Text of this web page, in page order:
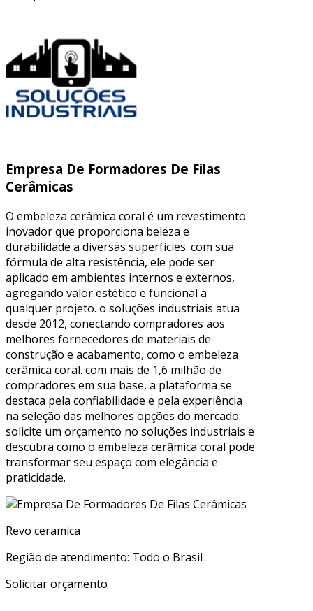
Empresa De Formadores De Filas
Cerâmicas
O embeleza cerâmica coral é um revestimento
inovador que proporciona beleza e
durabilidade a diversas superfícies. com sua
fórmula de alta resistência, ele pode ser
aplicado em ambientes internos e externos,
agregando valor estético e funcional a
qualquer projeto. o soluções industriais atua
desde 2012, conectando compradores aos
melhores fornecedores de materiais de
construção e acabamento, como o embeleza
cerâmica coral. com mais de 1,6 milhão de
compradores em sua base, a plataforma se
destaca pela confiabilidade e pela experiência
na seleção das melhores opções do mercado.
solicite um orçamento no soluções industriais e
descubra como o embeleza cerâmica coral pode
transformar seu espaço com elegância e
praticidade.
Revo ceramica
Região de atendimento: Todo o Brasil
Solicitar orçamento